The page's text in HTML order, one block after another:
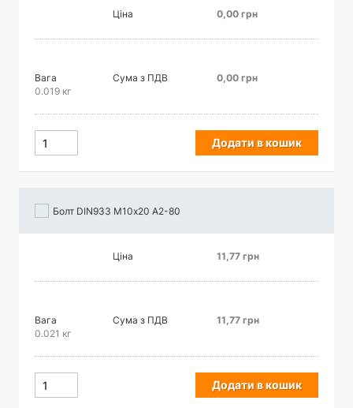
Ціна 0,00 грн
Вага
0.019 кг
Сума з ПДВ 0,00 грн
Додати в кошик
Болт DIN933 М10х20 А2-80
Ціна 11,77 грн
Вага
0.021 кг
Сума з ПДВ 11,77 грн
Додати в кошик